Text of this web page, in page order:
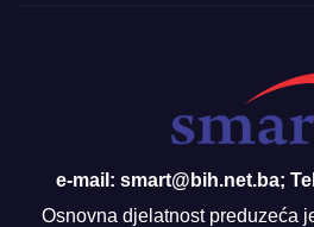
e-mail: smart@bih.net.ba;
Osnovna djelatnost preduzeća